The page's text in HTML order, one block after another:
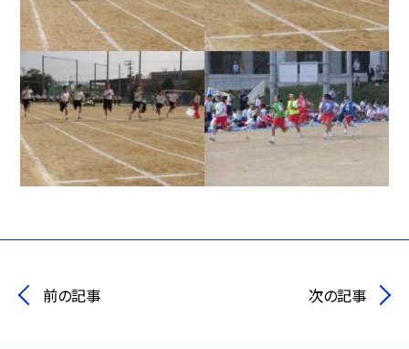
前の記事 次の記事